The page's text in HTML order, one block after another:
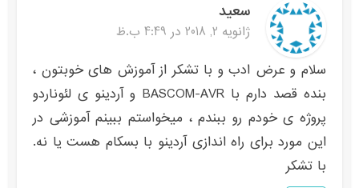
سعید
ژانویه 2, 2018 در 4:49 ب.ظ
سلام و عرض ادب و با تشکر از آموزش های خوبتون ،
بنده قصد دارم با BASCOM-AVR و آردینو ی لئوناردو
پروژه ی خودم رو ببندم ، میخواستم ببینم آموزشی در
این مورد برای راه اندازی آردینو با بسکام هست یا نه.
با تشکر